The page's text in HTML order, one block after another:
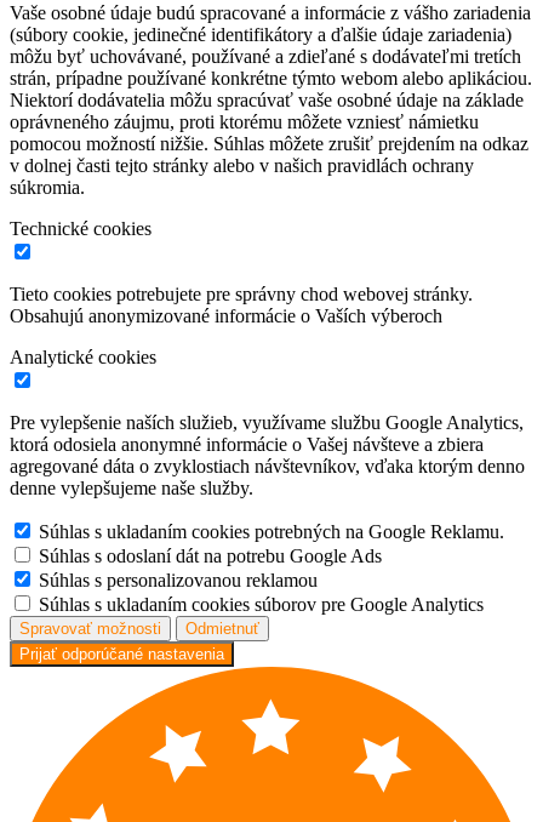
Vaše osobné údaje budú spracované a informácie z vášho zariadenia
(súbory cookie, jedinečné identifikátory a ďalšie údaje zariadenia)
môžu byť uchovávané, používané a zdieľané s dodávateľmi tretích
strán, prípadne používané konkrétne týmto webom alebo aplikáciou.
Niektorí dodávatelia môžu spracúvať vaše osobné údaje na základe
oprávneného záujmu, proti ktorému môžete vzniesť námietku
pomocou možností nižšie. Súhlas môžete zrušiť prejdením na odkaz
v dolnej časti tejto stránky alebo v našich pravidlách ochrany
súkromia.
Technické cookies
Tieto cookies potrebujete pre správny chod webovej stránky.
Obsahujú anonymizované informácie o Vaších výberoch
Analytické cookies
Pre vylepšenie naších služieb, využívame službu Google Analytics,
ktorá odosiela anonymné informácie o Vašej návšteve a zbiera
agregované dáta o zvyklostiach návštevníkov, vďaka ktorým denno
denne vylepšujeme naše služby.
Súhlas s ukladaním cookies potrebných na Google Reklamu.
Súhlas s odoslaní dát na potrebu Google Ads
Súhlas s personalizovanou reklamou
Súhlas s ukladaním cookies súborov pre Google Analytics
Spravovať možnosti
Odmietnuť
Prijať odporúčané nastavenia